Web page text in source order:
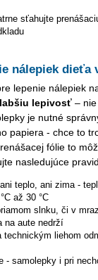
sťahujte
nálepiek dieťa
lepenie nálepiek
lepivosť –
je nutné
papiera - chce to
fólie to
nasledujúce
teplo, ani zima -
až 30 °C
slnku, či v
na aute nedrží
technickým liehom
- samolepky i pri